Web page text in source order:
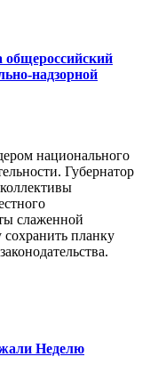
общероссийский
надзорной
национального
Губернатор
слаженной
сохранить планку
Неделю